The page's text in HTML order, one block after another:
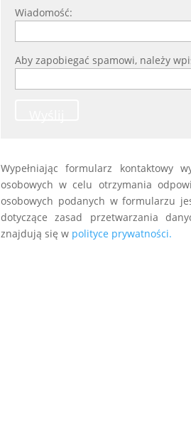
Wiadomość:
Aby zapobiegać spamowi, należy
Wypełniając formularz kontaktowy
osobowych w celu otrzymania
osobowych podanych w formularzu
dotyczące zasad przetwarzania
znajdują się w polityce prywatności.